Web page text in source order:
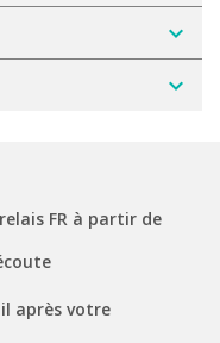
navigate_next
navigate_next
FR à partir de
après votre